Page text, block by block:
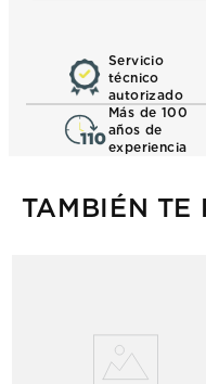
Servicio
técnico
autorizado
Más de 100
años de
experiencia
TAMBIÉN TE